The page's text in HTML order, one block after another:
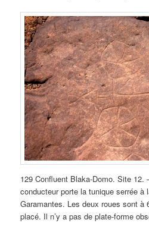
129 Confluent Blaka-Domo. Site
conducteur porte la tunique serrée à
Garamantes. Les deux roues sont à
placé. Il n’y a pas de plate-forme